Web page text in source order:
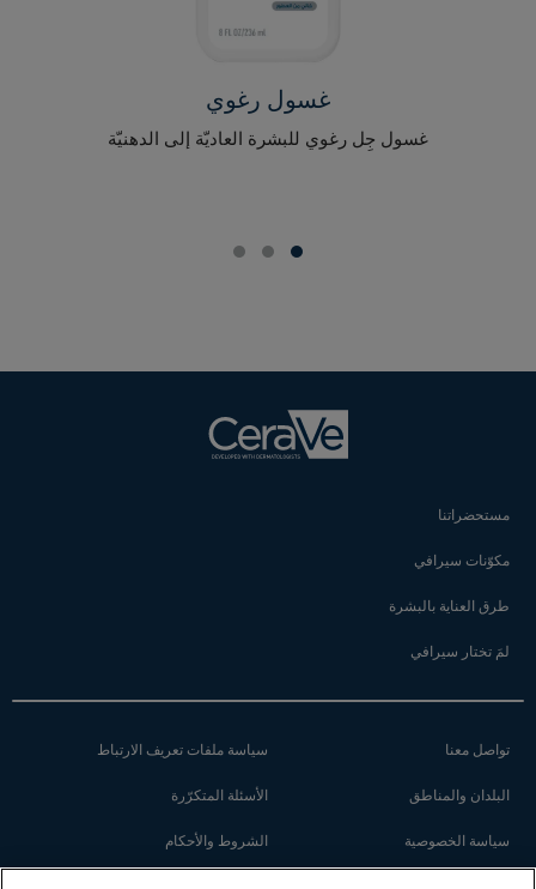
غسول رغوي
غسول جِل رغوي للبشرة العاديّة إلى الدهنيّة
مستحضراتنا
مكوّنات سيرافي
طرق العناية بالبشرة
لمَ تختار سيرافي
تواصل معنا سياسة ملفات تعريف الارتباط
البلدان والمناطق الأسئلة المتكرّرة
سياسة الخصوصية الشروط والأحكام